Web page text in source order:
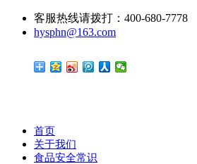
客服热线请拨打：400-680-7778
hysphn@163.com
首页
关于我们
食品安全常识